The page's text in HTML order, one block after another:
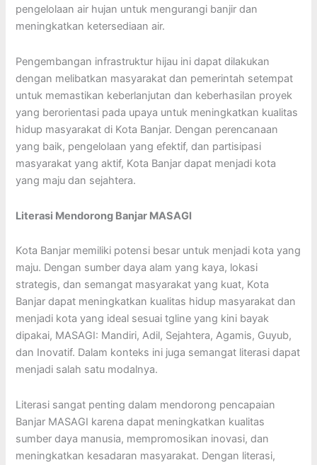
pengelolaan air hujan untuk mengurangi banjir dan
meningkatkan ketersediaan air.
Pengembangan infrastruktur hijau ini dapat dilakukan
dengan melibatkan masyarakat dan pemerintah setempat
untuk memastikan keberlanjutan dan keberhasilan proyek
yang berorientasi pada upaya untuk meningkatkan kualitas
hidup masyarakat di Kota Banjar. Dengan perencanaan
yang baik, pengelolaan yang efektif, dan partisipasi
masyarakat yang aktif, Kota Banjar dapat menjadi kota
yang maju dan sejahtera.
Literasi Mendorong Banjar MASAGI
Kota Banjar memiliki potensi besar untuk menjadi kota yang
maju. Dengan sumber daya alam yang kaya, lokasi
strategis, dan semangat masyarakat yang kuat, Kota
Banjar dapat meningkatkan kualitas hidup masyarakat dan
menjadi kota yang ideal sesuai tgline yang kini bayak
dipakai, MASAGI: Mandiri, Adil, Sejahtera, Agamis, Guyub,
dan Inovatif. Dalam konteks ini juga semangat literasi dapat
menjadi salah satu modalnya.
Literasi sangat penting dalam mendorong pencapaian
Banjar MASAGI karena dapat meningkatkan kualitas
sumber daya manusia, mempromosikan inovasi, dan
meningkatkan kesadaran masyarakat. Dengan literasi,